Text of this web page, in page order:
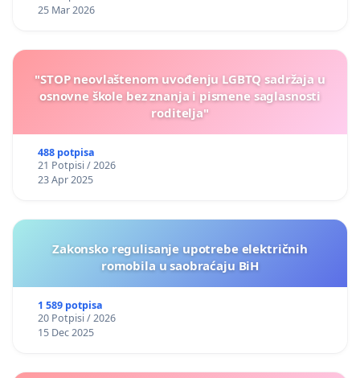
25 Mar 2026
"STOP neovlaštenom uvođenju LGBTQ sadržaja u
osnovne škole bez znanja i pismene saglasnosti
roditelja"
488 potpisa
21 Potpisi / 2026
23 Apr 2025
Zakonsko regulisanje upotrebe električnih
romobila u saobraćaju BiH
1 589 potpisa
20 Potpisi / 2026
15 Dec 2025